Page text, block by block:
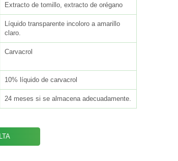
Extracto de tomillo, extracto de orégano
Líquido transparente incoloro a amarillo
claro.
Carvacrol
10% líquido de carvacrol
24 meses si se almacena adecuadamente.